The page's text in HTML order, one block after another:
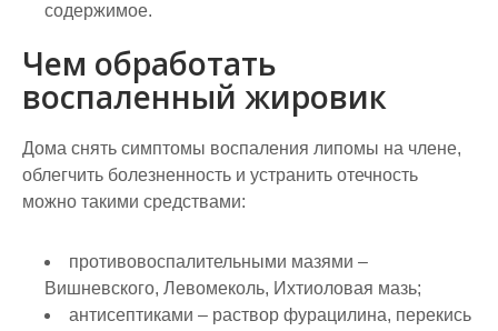
содержимое.
Чем обработать
воспаленный жировик
Дома снять симптомы воспаления липомы на члене,
облегчить болезненность и устранить отечность
можно такими средствами:
противовоспалительными мазями –
Вишневского, Левомеколь, Ихтиоловая мазь;
антисептиками – раствор фурацилина, перекись